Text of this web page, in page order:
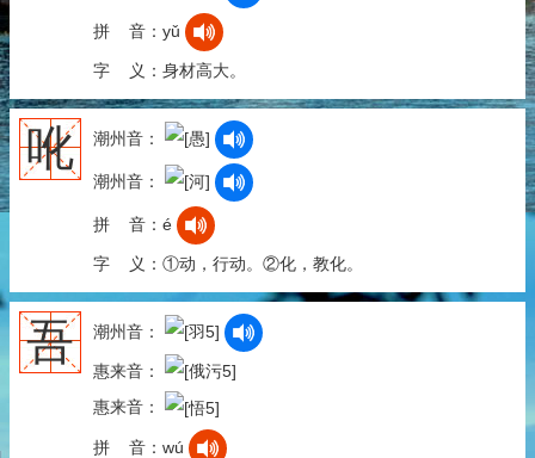
拼 音：yǔ
字 义：身材高大。
吪 潮州音：
潮州音：
拼 音：é
字 义：①动，行动。②化，教化。
吾 潮州音：
惠来音：
惠来音：
拼 音：wú